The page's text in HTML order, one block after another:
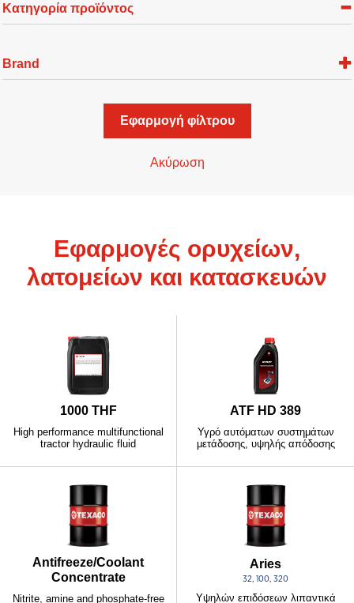
Κατηγορία προϊόντος
Brand
Εφαρμογή φίλτρου
Ακύρωση
Εφαρμογές ορυχείων,
λατομείων και κατασκευών
1000 THF
High performance multifunctional
tractor hydraulic fluid
ATF HD 389
Υγρό αυτόματων συστημάτων
μετάδοσης, υψηλής απόδοσης
Antifreeze/Coolant
Concentrate
Nitrite, amine and phosphate-free
Aries
32, 100, 320
Υψηλών επιδόσεων λιπαντικά